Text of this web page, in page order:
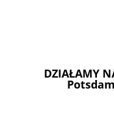
DZIAŁAMY